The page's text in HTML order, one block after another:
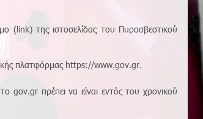
(link) της ιστοσελίδας του Πυροσβεστικού
πλατφόρμας https://www.gov.gr.
gov.grπρέπει να είναι εντός του χρονικού